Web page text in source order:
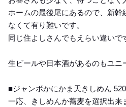
ホームの最後尾にあるので、新幹
なくて有り難いです。
同じ住よしさんでもえらい違いで
生ビールや日本酒があるのもユニ
■ジャンボかにかま天きしめん
一応、きしめんか蕎麦を選択出来